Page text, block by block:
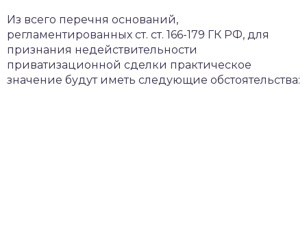
Из всего перечня оснований,
регламентированных ст. ст. 166-179 ГК РФ, для
признания недействительности
приватизационной сделки практическое
значение будут иметь следующие обстоятельства: